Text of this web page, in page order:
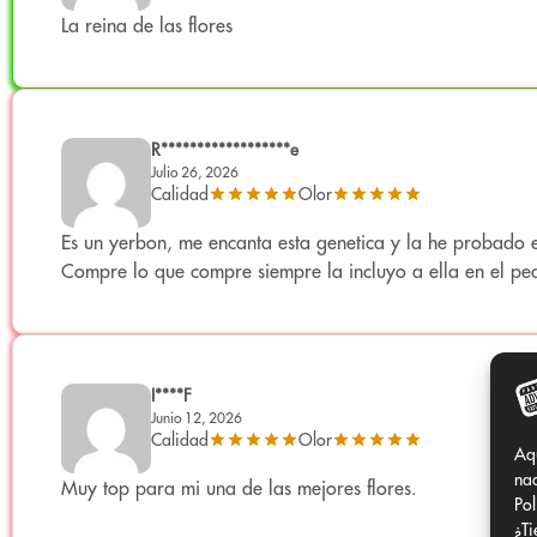
Cáñamo industrial certificado libre de pesticidas.
Genética y carácter
Genética técnica (semilla certificada):
Conocida como la “reina de las sativas”, esta variedad
Uso legal
THC:<0,3%(límite legal europeo).
Destinado exclusivamente a coleccionismo y
Prohibido su consumo
La reina de las flores
R******************e
Julio 26, 2026
Calidad Olor
Es un yerbon, me encanta esta genetica y la he
Compre lo que compre siempre la incluyo a ella en el
I****F
Junio 12, 2026
Calidad Olor
Muy top para mi una de las mejores flores.